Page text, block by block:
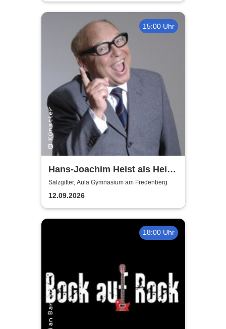
15:00 Uhr
Hans-Joachim Heist als Heinz
Erhard - Noch'n Gedicht
Salzgitter, Aula Gymnasium am Fredenberg
12.09.2026
18:00 Uhr